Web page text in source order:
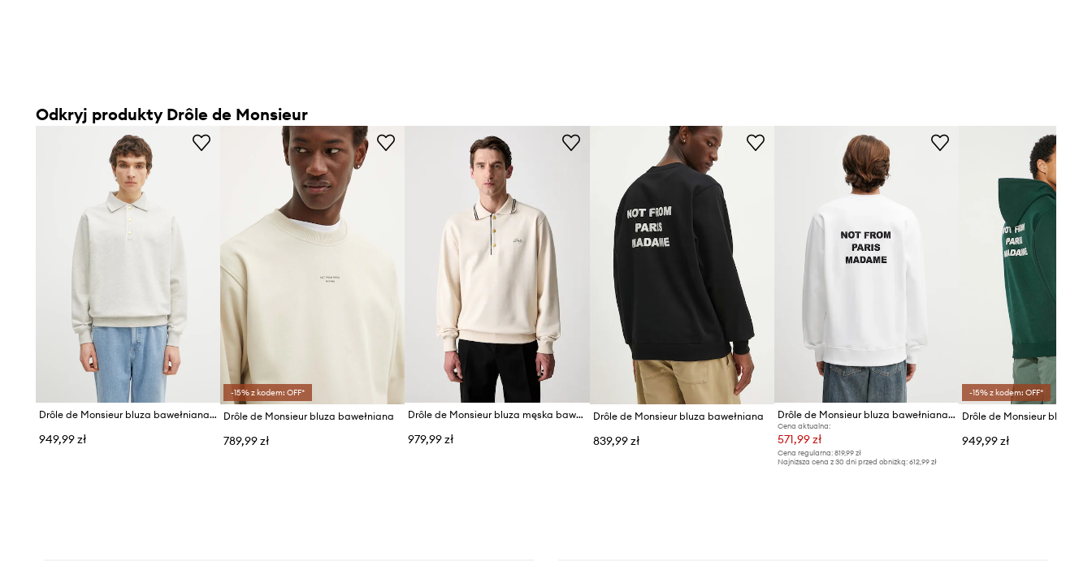
Odkryj produkty Drôle de Monsieur
Drôle de Monsieur bluza bawełniana Le Polo Drôle
949,99 zł
-15% z kodem: OFF*
Drôle de Monsieur bluza bawełniana
789,99 zł
Drôle de Monsieur bluza męska bawełniana
979,99 zł
Drôle de Monsieur bluza bawełniana
839,99 zł
Drôle de Monsieur bluza bawełniana Le Sweatshirt Slogan
Cena aktualna:
571,99 zł
Cena regularna:819,99 zł
Najniższa cena z 30 dni przed obniżką:612,99 zł
-15% z kodem: OFF*
949,99 zł